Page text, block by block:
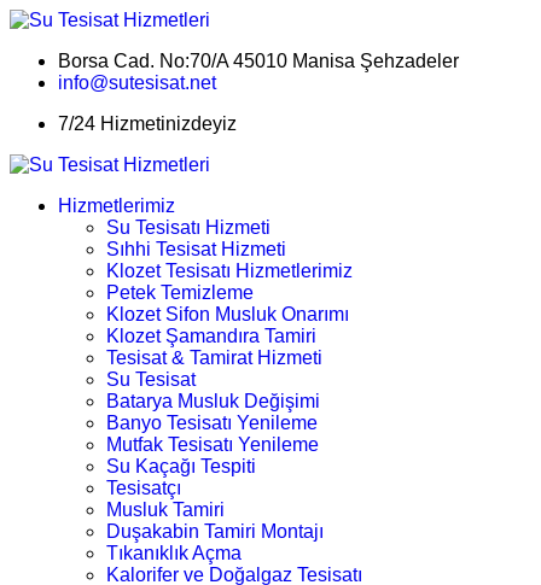
Borsa Cad. No:70/A 45010 Manisa Şehzadeler
info@sutesisat.net
7/24 Hizmetinizdeyiz
Hizmetlerimiz
Su Tesisatı Hizmeti
Sıhhi Tesisat Hizmeti
Klozet Tesisatı Hizmetlerimiz
Petek Temizleme
Klozet Sifon Musluk Onarımı
Klozet Şamandıra Tamiri
Tesisat & Tamirat Hizmeti
Su Tesisat
Batarya Musluk Değişimi
Banyo Tesisatı Yenileme
Mutfak Tesisatı Yenileme
Su Kaçağı Tespiti
Tesisatçı
Musluk Tamiri
Duşakabin Tamiri Montajı
Tıkanıklık Açma
Kalorifer ve Doğalgaz Tesisatı